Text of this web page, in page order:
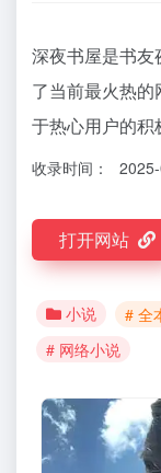
深夜书屋是书
了当前最火热
于热心用户的积
收录时间：
打开网站
小说 # 全
# 网络小说